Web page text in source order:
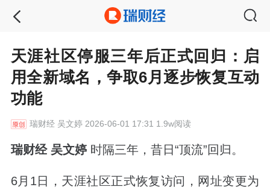
天涯社区停服三年后正式回归：启
用全新域名，争取6月逐步恢复互动
功能
瑞财经吴文婷 2026-06-01 17:31 1.9w阅读
瑞财经 吴文婷时隔三年，昔日“顶流”回归。
6月1日，天涯社区正式恢复访问，网址变更为